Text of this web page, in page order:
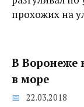
прохожих на
В Воронеже
в море
22.03.2018